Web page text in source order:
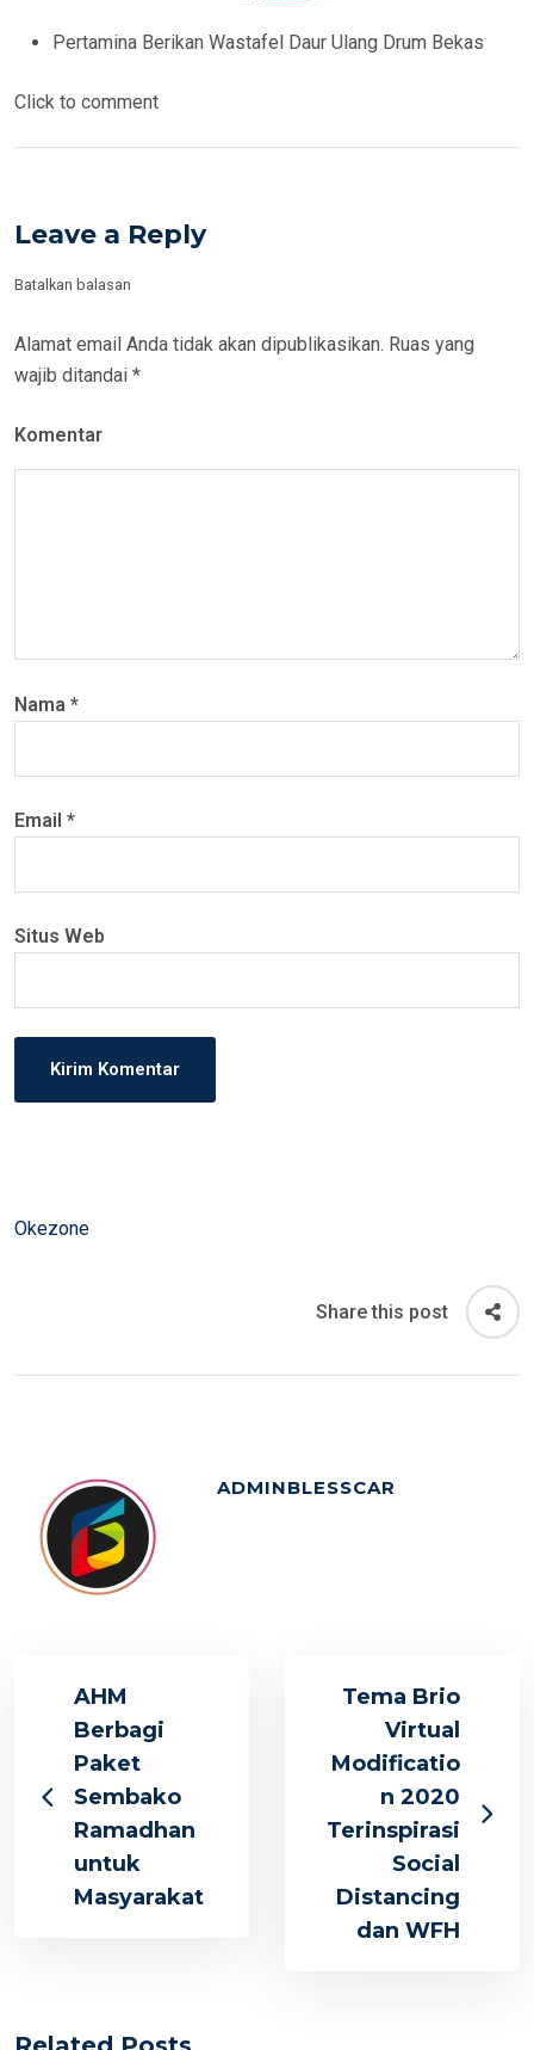
Pertamina Berikan Wastafel Daur Ulang Drum Bekas
Click to comment
Leave a Reply
Batalkan balasan
Alamat email Anda tidak akan dipublikasikan. Ruas yang
wajib ditandai *
Komentar
Nama *
Email *
Situs Web
Okezone
Share this post
ADMINBLESSCAR
AHM
Berbagi
Paket
Sembako
Ramadhan
untuk
Masyarakat
Tema Brio
Virtual
Modificatio
n 2020
Terinspirasi
Social
Distancing
dan WFH